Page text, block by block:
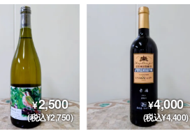
2,500
(税込¥2,750)
4,000
(税込¥4,400)